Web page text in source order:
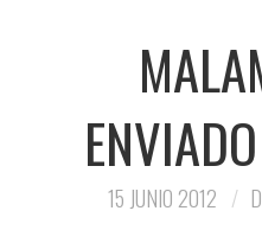
15 JUNIO 2012